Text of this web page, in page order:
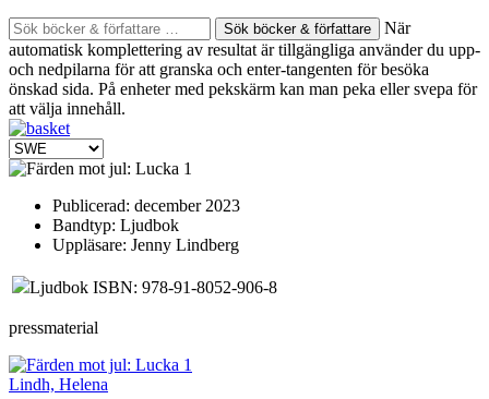
Sök
böcker
&
författare
efter:
När
automatisk komplettering av resultat är tillgängliga använder du upp-
och nedpilarna för att granska och enter-tangenten för besöka
önskad sida. På enheter med pekskärm kan man peka eller svepa för
att välja innehåll.
Publicerad: december 2023
Bandtyp: Ljudbok
Uppläsare: Jenny Lindberg
Ljudbok ISBN: 978-91-8052-906-8
pressmaterial
Lindh, Helena